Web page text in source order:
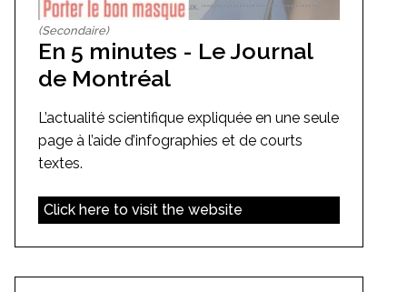
(Secondaire)
En 5 minutes - Le Journal
de Montréal
L’actualité scientifique expliquée en une seule
page à l’aide d’infographies et de courts
textes.
Click here to visit the website